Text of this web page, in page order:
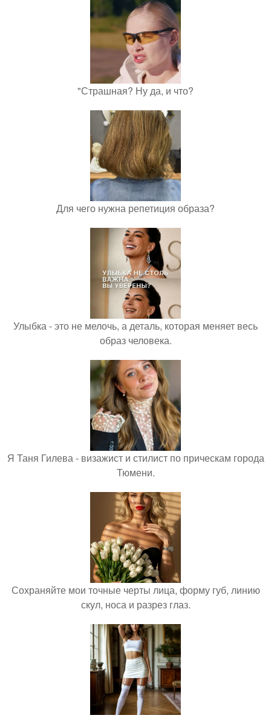
"Страшная? Ну да, и что?
Для чего нужна репетиция образа?
Улыбка - это не мелочь, а деталь, которая меняет весь
образ человека.
Я Таня Гилева - визажист и стилист по прическам города
Тюмени.
Сохраняйте мои точные черты лица, форму губ, линию
скул, носа и разрез глаз.